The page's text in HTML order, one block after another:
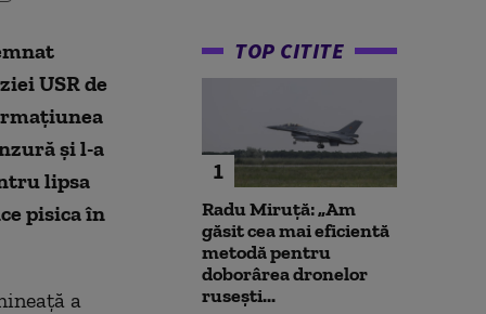
USR de
și l-a
lipsa
pisica în
a
TOP CITITE
1
Radu Miruță: „Am
găsit cea mai eficientă
metodă pentru
doborârea dronelor
rusești...